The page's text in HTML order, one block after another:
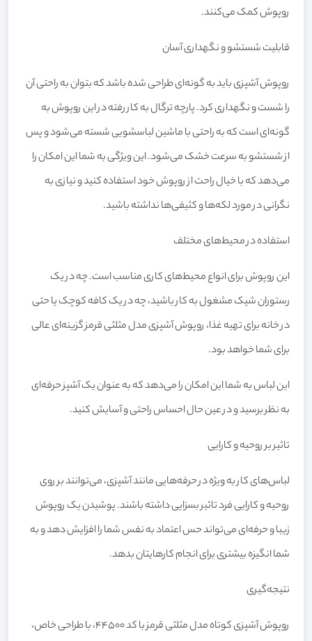
روپوش کمک می‌کنند.
قابلیت شستشو و نگهداری آسان
روپوش آشپزی باید به گونه‌ای طراحی شده باشد که بتوان به راحتی آن
را شست و نگهداری کرد. پارچه ترگال به کار رفته در این روپوش به
گونه‌ای است که به راحتی با ماشین لباسشویی شسته می‌شود و پس
از شستشو به سرعت خشک می‌شود. این ویژگی به شما این امکان را
می‌دهد که با خیال راحت از روپوش خود استفاده کنید و نیازی به
نگرانی در مورد لکه‌ها و کثیفی‌ها نداشته باشید.
استفاده در محیط‌های مختلف
این روپوش برای انواع محیط‌های کاری مناسب است. چه در یک
رستوران شیک مشغول به کار باشید، چه در یک کافه کوچک یا حتی
در خانه برای تهیه غذا، روپوش آشپزی مدل مثلثی قرمز گزینه‌ای عالی
برای شما خواهد بود.
این لباس به شما این امکان را می‌دهد که به عنوان یک آشپز حرفه‌ای
به نظر برسید و در عین حال احساس راحتی و آسایش کنید.
تاثیر بر روحیه و کارایی
لباس‌های کار به ویژه در حرفه‌هایی مانند آشپزی، می‌توانند بر روی
روحیه و کارایی فرد تاثیر بسزایی داشته باشند. پوشیدن یک روپوش
زیبا و حرفه‌ای می‌تواند حس اعتماد به نفس شما را افزایش دهد و به
شما انگیزه بیشتری برای انجام کارهایتان بدهد.
نتیجه‌گیری
روپوش آشپزی کوتاه مدل مثلثی قرمز با کد 44500، با طراحی خاص،